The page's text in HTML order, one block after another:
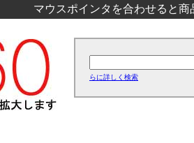
マウスポインタを合わせると
らに詳しく検索